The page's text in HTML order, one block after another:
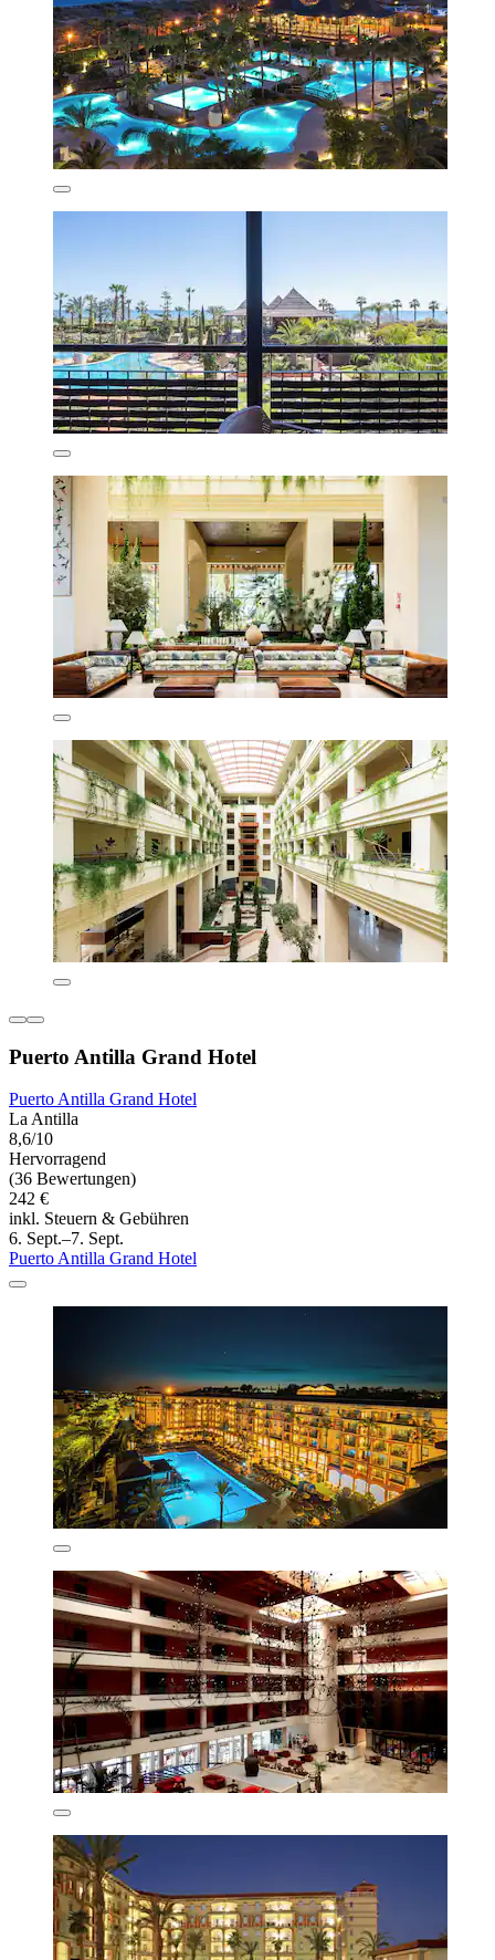
Puerto Antilla Grand Hotel
Puerto Antilla Grand Hotel
La Antilla
8,6/10
Hervorragend
(36 Bewertungen)
242 €
inkl. Steuern & Gebühren
6. Sept.–7. Sept.
Puerto Antilla Grand Hotel